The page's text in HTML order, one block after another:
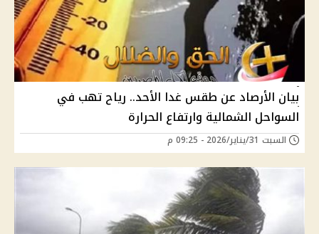
بيان الأرصاد عن طقس غدا الأحد.. رياح تهب في
السواحل الشمالية وارتفاع الحرارة
السبت 31/يناير/2026 - 09:25 م